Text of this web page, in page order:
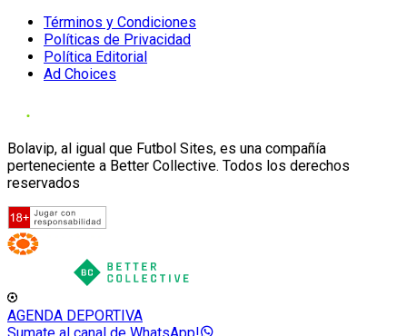
Términos y Condiciones
Políticas de Privacidad
Política Editorial
Ad Choices
Bolavip, al igual que Futbol Sites, es una compañía
perteneciente a Better Collective. Todos los derechos
reservados
AGENDA DEPORTIVA